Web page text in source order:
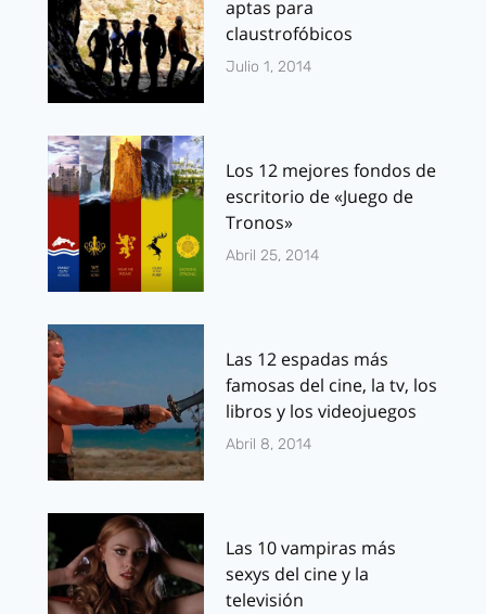
aptas para
claustrofóbicos
Julio 1, 2014
Los 12 mejores fondos de
escritorio de «Juego de
Tronos»
Abril 25, 2014
Las 12 espadas más
famosas del cine, la tv, los
libros y los videojuegos
Abril 8, 2014
Las 10 vampiras más
sexys del cine y la
televisión